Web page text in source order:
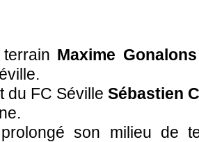
Maxime
du FC Séville Sébastien
son milieu de